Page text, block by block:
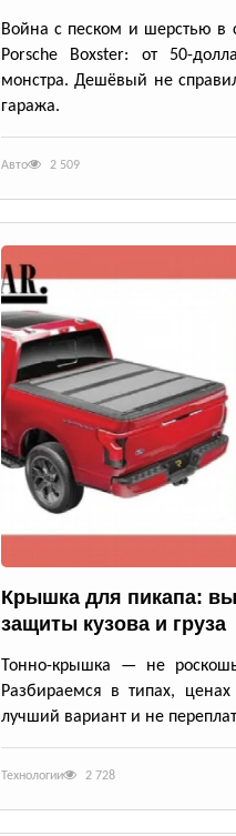
Война с песком и шерстью в
Porsche Boxster: от 50-
монстра. Дешёвый не
гаража.
Авто 2 509
Крышка для пикапа:
защиты кузова и груза
Тонно-крышка — не
Разбираемся в типах,
лучший вариант и не
Технологии 2 728